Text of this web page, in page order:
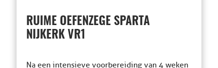
RUIME OEFENZEGE SPARTA
NIJKERK VR1
Na een intensieve voorbereiding van 4 weken